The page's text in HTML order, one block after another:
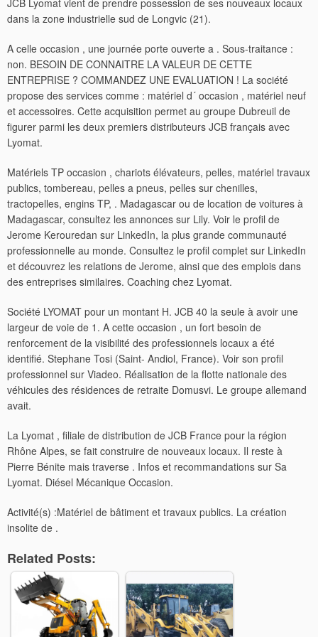
JCB Lyomat vient de prendre possession de ses nouveaux locaux
dans la zone industrielle sud de Longvic (21).
A celle occasion , une journée porte ouverte a . Sous-traitance :
non. BESOIN DE CONNAITRE LA VALEUR DE CETTE
ENTREPRISE ? COMMANDEZ UNE EVALUATION ! La société
propose des services comme : matériel d´ occasion , matériel neuf
et accessoires. Cette acquisition permet au groupe Dubreuil de
figurer parmi les deux premiers distributeurs JCB français avec
Lyomat.
Matériels TP occasion , chariots élévateurs, pelles, matériel travaux
publics, tombereau, pelles a pneus, pelles sur chenilles,
tractopelles, engins TP, . Madagascar ou de location de voitures à
Madagascar, consultez les annonces sur Lily. Voir le profil de
Jerome Kerouredan sur LinkedIn, la plus grande communauté
professionnelle au monde. Consultez le profil complet sur LinkedIn
et découvrez les relations de Jerome, ainsi que des emplois dans
des entreprises similaires. Coaching chez Lyomat.
Société LYOMAT pour un montant H. JCB 40 la seule à avoir une
largeur de voie de 1. A cette occasion , un fort besoin de
renforcement de la visibilité des professionnels locaux a été
identifié. Stephane Tosi (Saint- Andiol, France). Voir son profil
professionnel sur Viadeo. Réalisation de la flotte nationale des
véhicules des résidences de retraite Domusvi. Le groupe allemand
avait.
La Lyomat , filiale de distribution de JCB France pour la région
Rhône Alpes, se fait construire de nouveaux locaux. Il reste à
Pierre Bénite mais traverse . Infos et recommandations sur Sa
Lyomat. Diésel Mécanique Occasion.
Activité(s) :Matériel de bâtiment et travaux publics. La création
insolite de .
Related Posts: